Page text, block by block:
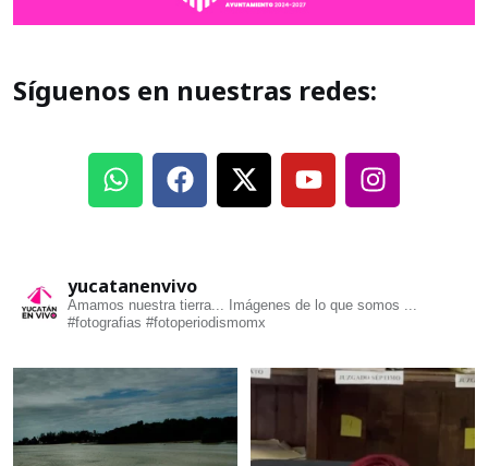
Síguenos en nuestras redes:
yucatanenvivo
Amamos nuestra tierra... Imágenes de lo que somos ...
#fotografias #fotoperiodismomx